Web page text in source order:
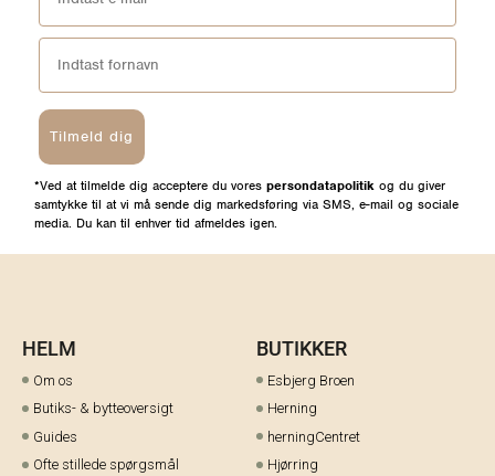
Tilmeld dig
*Ved at tilmelde dig acceptere du vores persondatapolitik og du giver
samtykke til at vi må sende dig markedsføring via SMS, e-mail og sociale
media. Du kan til enhver tid afmeldes igen.
HELM
Om os
Butiks- & bytteoversigt
Guides
Ofte stillede spørgsmål
BUTIKKER
Esbjerg Broen
Herning
herningCentret
Hjørring